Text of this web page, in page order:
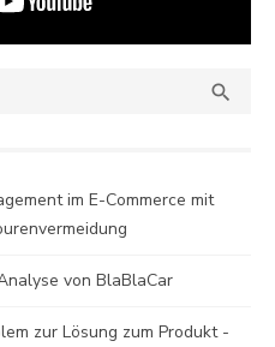

im E-Commerce mit
von BlaBlaCar
zur Lösung zum Produkt -